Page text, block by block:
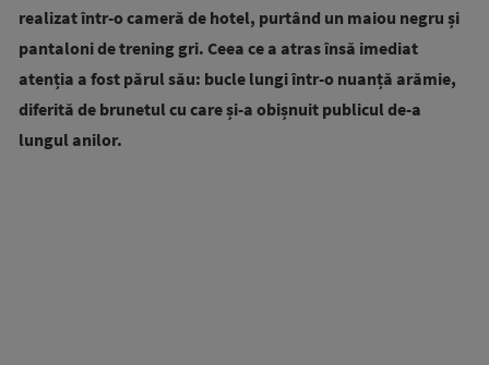
realizat într-o cameră de hotel, purtând un maiou negru și
pantaloni de trening gri. Ceea ce a atras însă imediat
atenția a fost părul său: bucle lungi într-o nuanță arămie,
diferită de brunetul cu care și-a obișnuit publicul de-a
lungul anilor.